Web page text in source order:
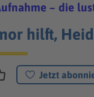
– die
hilft,
Jetzt